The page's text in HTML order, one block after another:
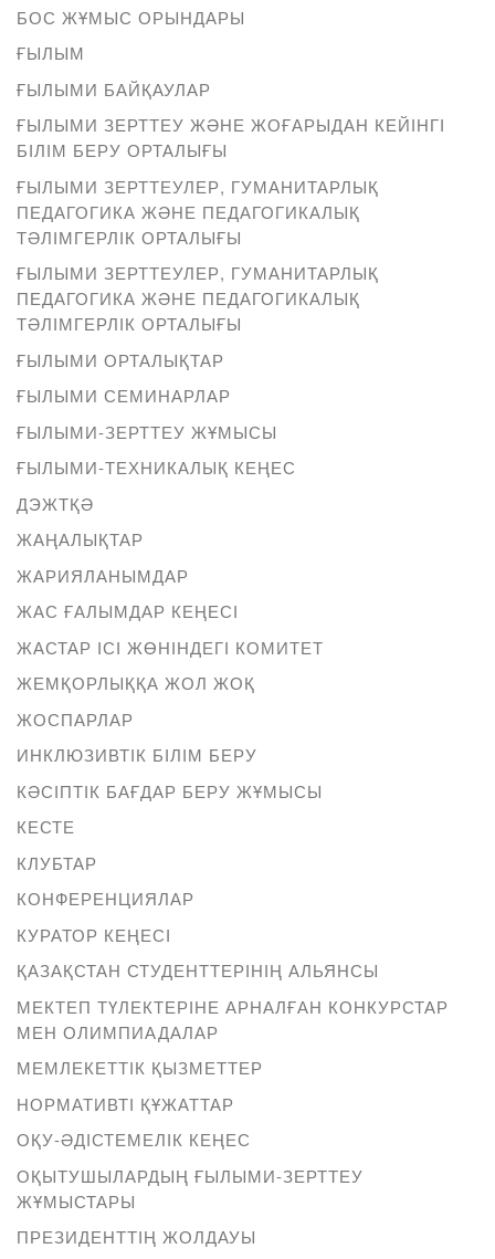
БОС ЖҰМЫС ОРЫНДАРЫ
ҒЫЛЫМ
ҒЫЛЫМИ БАЙҚАУЛАР
ҒЫЛЫМИ ЗЕРТТЕУ ЖӘНЕ ЖОҒАРЫДАН КЕЙІНГІ
БІЛІМ БЕРУ ОРТАЛЫҒЫ
ҒЫЛЫМИ ЗЕРТТЕУЛЕР, ГУМАНИТАРЛЫҚ
ПЕДАГОГИКА ЖӘНЕ ПЕДАГОГИКАЛЫҚ
ТӘЛІМГЕРЛІК ОРТАЛЫҒЫ
ҒЫЛЫМИ ЗЕРТТЕУЛЕР, ГУМАНИТАРЛЫҚ
ПЕДАГОГИКА ЖӘНЕ ПЕДАГОГИКАЛЫҚ
ТӘЛІМГЕРЛІК ОРТАЛЫҒЫ
ҒЫЛЫМИ ОРТАЛЫҚТАР
ҒЫЛЫМИ СЕМИНАРЛАР
ҒЫЛЫМИ-ЗЕРТТЕУ ЖҰМЫСЫ
ҒЫЛЫМИ-ТЕХНИКАЛЫҚ КЕҢЕС
ДЭЖТҚӘ
ЖАҢАЛЫҚТАР
ЖАРИЯЛАНЫМДАР
ЖАС ҒАЛЫМДАР КЕҢЕСІ
ЖАСТАР ІСІ ЖӨНІНДЕГІ КОМИТЕТ
ЖЕМҚОРЛЫҚҚА ЖОЛ ЖОҚ
ЖОСПАРЛАР
ИНКЛЮЗИВТІК БІЛІМ БЕРУ
КӘСІПТІК БАҒДАР БЕРУ ЖҰМЫСЫ
КЕСТЕ
КЛУБТАР
КОНФЕРЕНЦИЯЛАР
КУРАТОР КЕҢЕСІ
ҚАЗАҚСТАН СТУДЕНТТЕРІНІҢ АЛЬЯНСЫ
МЕКТЕП ТҮЛЕКТЕРІНЕ АРНАЛҒАН КОНКУРСТАР
МЕН ОЛИМПИАДАЛАР
МЕМЛЕКЕТТІК ҚЫЗМЕТТЕР
НОРМАТИВТІ ҚҰЖАТТАР
ОҚУ-ӘДІСТЕМЕЛІК КЕҢЕС
ОҚЫТУШЫЛАРДЫҢ ҒЫЛЫМИ-ЗЕРТТЕУ
ЖҰМЫСТАРЫ
ПРЕЗИДЕНТТІҢ ЖОЛДАУЫ